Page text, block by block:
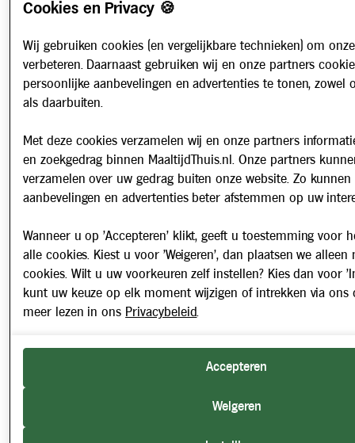
Cookies en Privacy 🍪
Wij gebruiken cookies (en vergelijkbare technieken) om
verbeteren. Daarnaast gebruiken wij en onze partners
persoonlijke aanbevelingen en advertenties te tonen, zowel
als daarbuiten.
Met deze cookies verzamelen wij en onze partners
en zoekgedrag binnen MaaltijdThuis.nl. Onze partners
verzamelen over uw gedrag buiten onze website. Zo kunnen
aanbevelingen en advertenties beter afstemmen op uw
Wanneer u op 'Accepteren' klikt, geeft u toestemming voor
alle cookies. Kiest u voor 'Weigeren', dan plaatsen we alleen
cookies. Wilt u uw voorkeuren zelf instellen? Kies dan voor
kunt uw keuze op elk moment wijzigen of intrekken via ons
meer lezen in ons Privacybeleid.
Accepteren
Weigeren